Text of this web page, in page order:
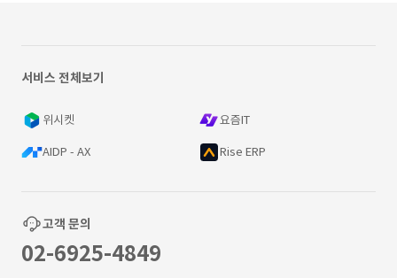
서비스 전체보기
위시켓 요즘IT
AIDP - AX Rise ERP
고객 문의
02-6925-4849